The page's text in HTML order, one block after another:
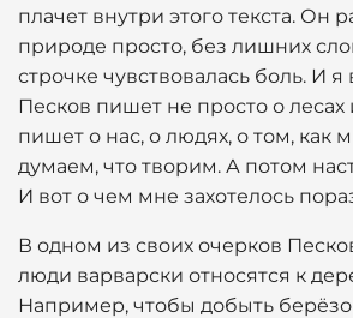
плачет внутри этого текста. Он
природе просто, без лишних
строчке чувствовалась боль. И я
Песков пишет не просто о
пишет о нас, о людях, о том, как
думаем, что творим. А потом
И вот о чем мне захотелось
В одном из своих очерков
люди варварски относятся к
Например, чтобы добыть